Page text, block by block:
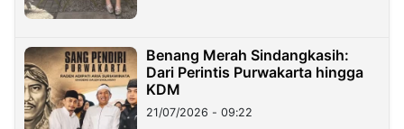
Benang Merah Sindangkasih:
Dari Perintis Purwakarta hingga
KDM
21/07/2026 - 09:22